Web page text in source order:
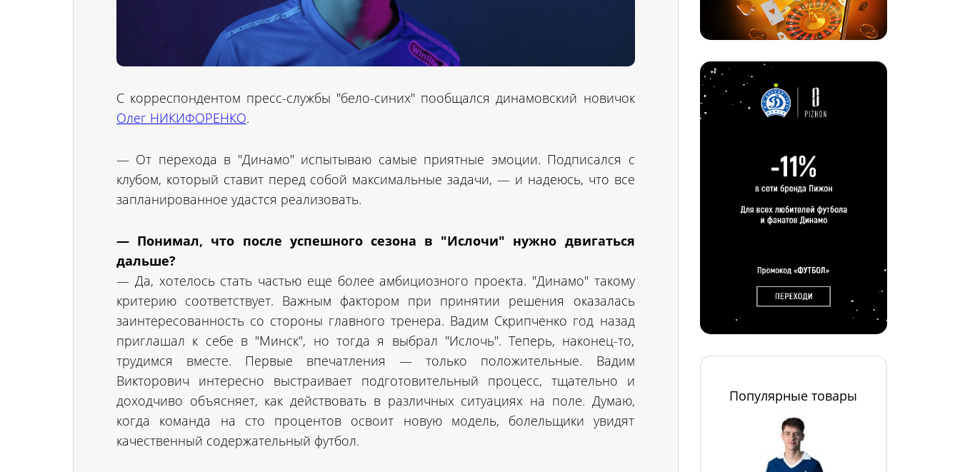
С корреспондентом пресс-службы "бело-синих" пообщался динамовский новичок
Олег НИКИФОРЕНКО.
— От перехода в "Динамо" испытываю самые приятные эмоции. Подписался с
клубом, который ставит перед собой максимальные задачи, — и надеюсь, что все
запланированное удастся реализовать.
— Понимал, что после успешного сезона в "Ислочи" нужно двигаться
дальше?
— Да, хотелось стать частью еще более амбициозного проекта. "Динамо" такому
критерию соответствует. Важным фактором при принятии решения оказалась
заинтересованность со стороны главного тренера. Вадим Скрипченко год назад
приглашал к себе в "Минск", но тогда я выбрал "Ислочь". Теперь, наконец-то,
трудимся вместе. Первые впечатления — только положительные. Вадим
Викторович интересно выстраивает подготовительный процесс, тщательно и
доходчиво объясняет, как действовать в различных ситуациях на поле. Думаю,
когда команда на сто процентов освоит новую модель, болельщики увидят
качественный содержательный футбол.
Популярные товары